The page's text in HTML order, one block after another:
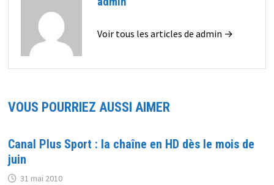
Voir tous les articles de admin →
VOUS POURRIEZ AUSSI AIMER
Canal Plus Sport : la chaîne en HD dès le mois de
juin
31 mai 2010